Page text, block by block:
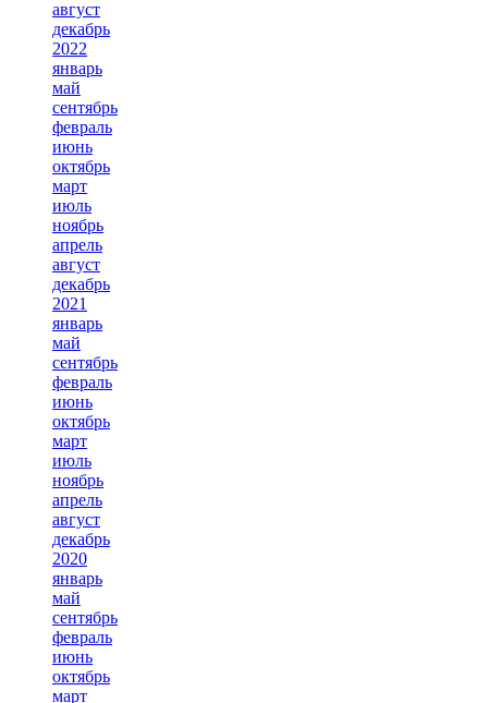
август
декабрь
2022
январь
май
сентябрь
февраль
июнь
октябрь
март
июль
ноябрь
апрель
август
декабрь
2021
январь
май
сентябрь
февраль
июнь
октябрь
март
июль
ноябрь
апрель
август
декабрь
2020
январь
май
сентябрь
февраль
июнь
октябрь
март